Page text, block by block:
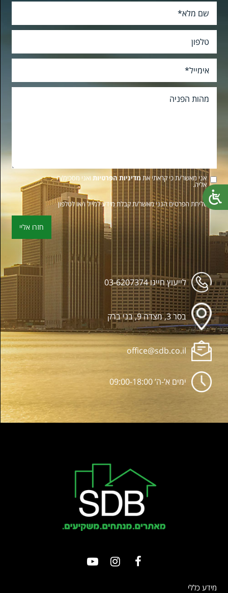
אני מאשר/ת כי קראתי את מדיניות הפרטיות ואני מסכימ/ה
אליה.
* בשליחת הפרטים הנני מאשר/ת קבלת מידע למייל ו/או לטלפון
לייעוץ חייגו 03-6207374
בסר 3, מצדה 9, בני ברק
office@sdb.co.il
ימים א’-ה’ 09:00-18:00
מידע כללי